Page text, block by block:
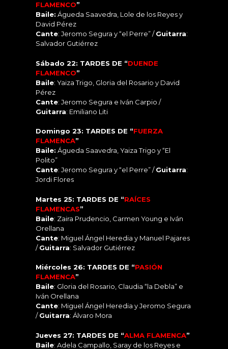
FLAMENCO”
Baile: Águeda Saavedra, Lole de los Reyes y
David Pérez
Cante: Jeromo Segura y “el Perre” /Guitarra:
Salvador Gutiérrez
Sábado 22: TARDES DE “DUENDE
FLAMENCO”
Baile: Yaiza Trigo, Gloria del Rosario y David
Pérez
Cante: Jeromo Segura e Iván Carpio /
Guitarra: Emiliano Liti
Domingo 23: TARDES DE “FUERZA
FLAMENCA”
Baile: Águeda Saavedra, Yaiza Trigo y “El
Polito”
Cante: Jeromo Segura y “el Perre” /Guitarra:
Jordi Flores
Martes 25: TARDES DE “RAÍCES
FLAMENCAS”
Baile: Zaira Prudencio, Carmen Young e Iván
Orellana
Cante: Miguel Ángel Heredia y Manuel Pajares
/Guitarra: Salvador Gutiérrez
Miércoles 26: TARDES DE “PASIÓN
FLAMENCA”
Baile: Gloria del Rosario, Claudia “la Debla” e
Iván Orellana
Cante: Miguel Ángel Heredia y Jeromo Segura
/Guitarra: Álvaro Mora
Jueves 27: TARDES DE “ALMA FLAMENCA”
Baile: Adela Campallo, Saray de los Reyes e